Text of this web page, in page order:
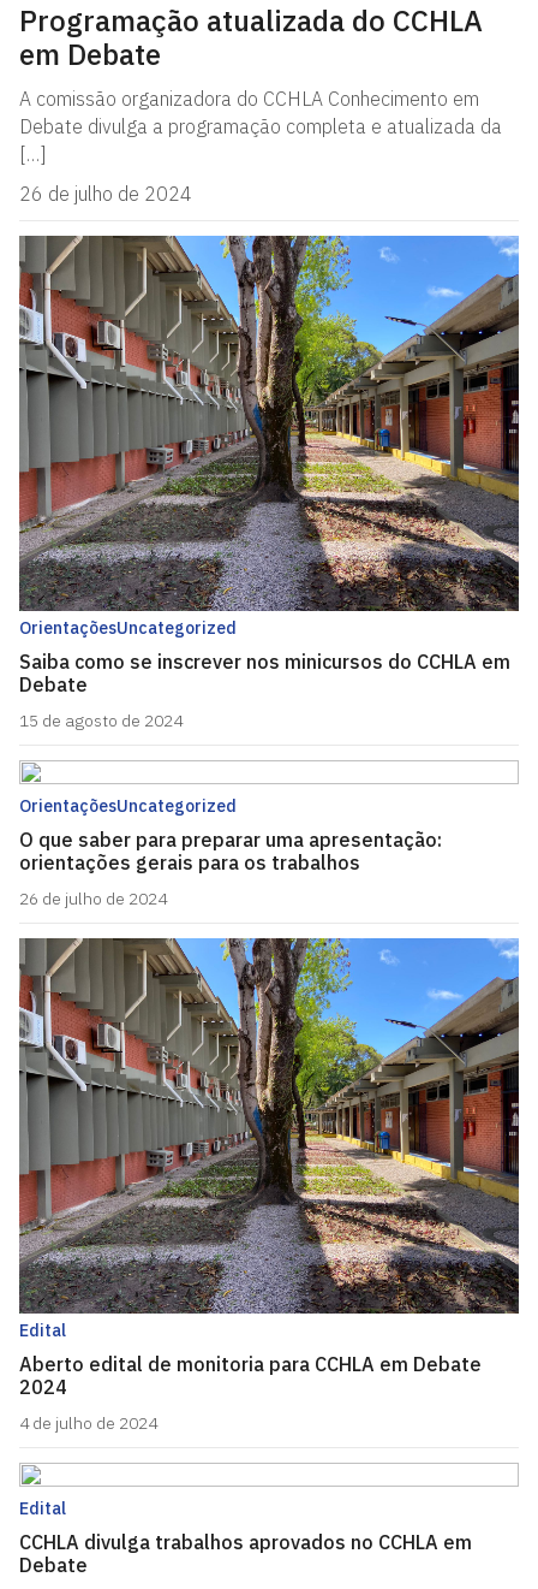
Programação atualizada do CCHLA
em Debate
A comissão organizadora do CCHLA Conhecimento em
Debate divulga a programação completa e atualizada da
[…]
26 de julho de 2024
OrientaçõesUncategorized
Saiba como se inscrever nos minicursos do CCHLA em
Debate
15 de agosto de 2024
OrientaçõesUncategorized
O que saber para preparar uma apresentação:
orientações gerais para os trabalhos
26 de julho de 2024
Edital
Aberto edital de monitoria para CCHLA em Debate
2024
4 de julho de 2024
Edital
CCHLA divulga trabalhos aprovados no CCHLA em
Debate